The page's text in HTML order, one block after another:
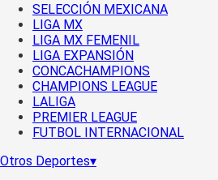
SELECCIÓN MEXICANA
LIGA MX
LIGA MX FEMENIL
LIGA EXPANSIÓN
CONCACHAMPIONS
CHAMPIONS LEAGUE
LALIGA
PREMIER LEAGUE
FUTBOL INTERNACIONAL
Otros Deportes▾